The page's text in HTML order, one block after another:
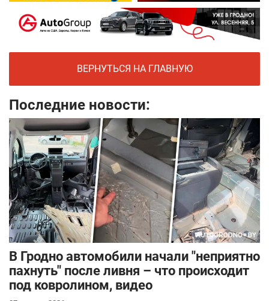
ВЕРНУТЬСЯ НА ГЛАВНУЮ
Последние новости:
В Гродно автомобили начали "неприятно
пахнуть" после ливня – что происходит
под ковролином, видео